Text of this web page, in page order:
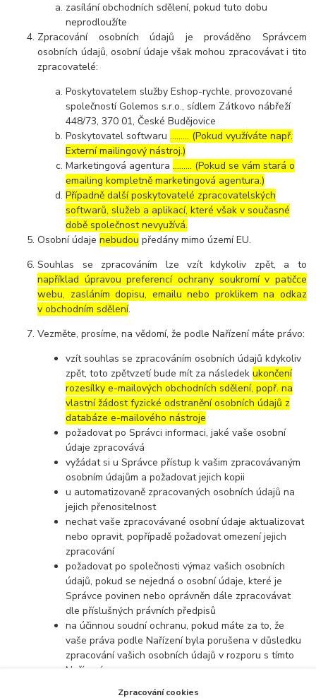
zasílání obchodních sdělení, pokud tuto dobu
neprodloužíte
Zpracování osobních údajů je prováděno Správcem
osobních údajů, osobní údaje však mohou zpracovávat i tito
zpracovatelé:
Poskytovatelem služby Eshop-rychle, provozované
společností Golemos s.r.o., sídlem Zátkovo nábřeží
448/73, 370 01, České Budějovice
Poskytovatel softwaru……… (Pokud využíváte např.
Externí mailingový nástroj.)
Marketingová agentura……… (Pokud se vám stará o
emailing kompletně marketingová agentura.)
Případně další poskytovatelé zpracovatelských
softwarů, služeb a aplikací, které však v současné
době společnost nevyužívá.
Osobní údajenebudou předány mimo území EU.
Souhlas se zpracováním lze vzít kdykoliv zpět, a to
například úpravou preferencí ochrany soukromí v patičce
webu, zasláním dopisu, emailu nebo proklikem na odkaz
v obchodním sdělení.
Vezměte, prosíme, na vědomí, že podle Nařízení máte právo:
vzít souhlas se zpracováním osobních údajů kdykoliv
zpět, toto zpětvzetí bude mít za následekukončení
rozesílky e-mailových obchodních sdělení, popř. na
vlastní žádost fyzické odstranění osobních údajů z
databáze e-mailového nástroje
požadovat po Správci informaci, jaké vaše osobní
údaje zpracovává
vyžádat si u Správce přístup k vašim zpracovávaným
osobním údajům a požadovat jejich kopii
u automatizovaně zpracovaných osobních údajů na
jejich přenositelnost
nechat vaše zpracovávané osobní údaje aktualizovat
nebo opravit, popřípadě požadovat omezení jejich
zpracování
požadovat po společnosti výmaz vašich osobních
údajů, pokud se nejedná o osobní údaje, které je
Správce povinen nebo oprávněn dále zpracovávat
dle příslušných právních předpisů
na účinnou soudní ochranu, pokud máte za to, že
vaše práva podle Nařízení byla porušena v důsledku
zpracování vašich osobních údajů v rozporu s tímto
Nařízením
Zpracování cookies